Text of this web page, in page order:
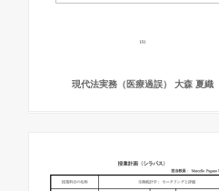
現代法実務（医療過誤） 大森 夏織